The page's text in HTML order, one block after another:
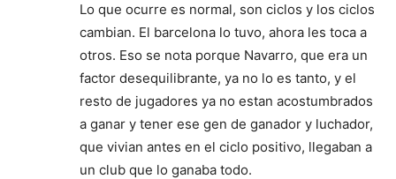
Lo que ocurre es normal, son ciclos y los ciclos
cambian. El barcelona lo tuvo, ahora les toca a
otros. Eso se nota porque Navarro, que era un
factor desequilibrante, ya no lo es tanto, y el
resto de jugadores ya no estan acostumbrados
a ganar y tener ese gen de ganador y luchador,
que vivian antes en el ciclo positivo, llegaban a
un club que lo ganaba todo.